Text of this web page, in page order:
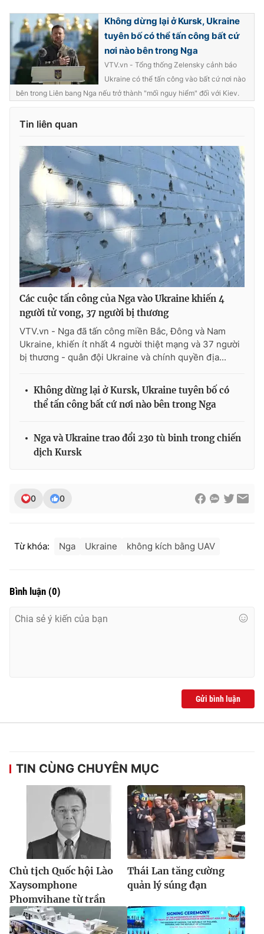
Email:
toasoan@vtv.vn
Liên hệ quảng cáo:024-7300.7108
® Cấm sao chép dưới mọi hình thức nếu không có sự chấp
thuận bằng văn bản. Ghi rõ nguồn VTV.vn khi phát hành lại
thông tin từ website này.
Không dừng lại ở Kursk, Ukraine
tuyên bố có thể tấn công bất cứ
nơi nào bên trong Nga
VTV.vn - Tổng thống Zelensky cảnh báo
Ukraine có thể tấn công vào bất cứ nơi nào
bên trong Liên bang Nga nếu trở thành "mối nguy hiểm" đối với Kiev.
Tin liên quan
Các cuộc tấn công của Nga vào Ukraine khiến 4
người tử vong, 37 người bị thương
VTV.vn - Nga đã tấn công miền Bắc, Đông và Nam
Ukraine, khiến ít nhất 4 người thiệt mạng và 37 người
bị thương - quân đội Ukraine và chính quyền địa...
Không dừng lại ở Kursk, Ukraine tuyên bố có
thể tấn công bất cứ nơi nào bên trong Nga
Nga và Ukraine trao đổi 230 tù binh trong chiến
dịch Kursk
0 0
Từ khóa: Nga Ukraine không kích bằng UAV
Bình luận (0)
Gửi bình luận
TIN CÙNG CHUYÊN MỤC
Chủ tịch Quốc hội Lào
Xaysomphone
Phomvihane từ trần
Thái Lan tăng cường
quản lý súng đạn